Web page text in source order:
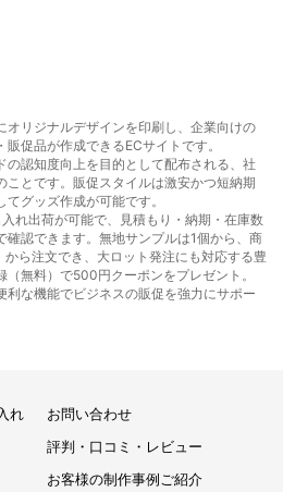
オリジナルデザインを印刷し、企業向けの
促品が作成できるECサイトです。
の認知度向上を目的として配布される、社
ことです。販促スタイルは激安かつ短納期
グッズ作成が可能です。
れ出荷が可能で、見積もり・納期・在庫数
確認できます。無地サンプルは1個から、商
ら注文でき、大ロット発注にも対応する豊
無料）で500円クーポンをプレゼント。
利な機能でビジネスの販促を強力にサポー
れ
お問い合わせ
評判・口コミ・レビュー
お客様の制作事例ご紹介